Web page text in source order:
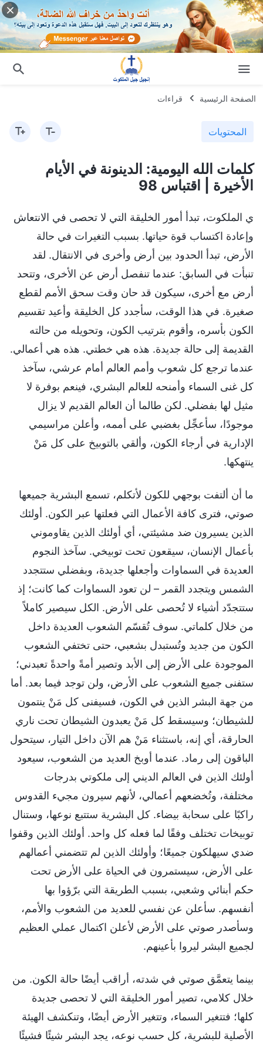
الصفحة الرئيسية قراءات
المحتويات
كلمات الله اليومية: الدينونة في الأيام
الأخيرة | اقتباس 98
ي الملكوت، تبدأ أمور الخليقة التي لا تحصى في الانتعاش
وإعادة اكتساب قوة حياتها. بسبب التغيرات في حالة
الأرض، تبدأ الحدود بين أرض وأخرى في الانتقال. لقد
تنبأت في السابق: عندما تنفصل أرض عن الأخرى، وتتحد
أرض مع أخرى، سيكون قد حان وقت سحق الأمم لقطع
صغيرة. في هذا الوقت، سأجدد كل الخليقة وأعيد تقسيم
الكون بأسره، وأقوم بترتيب الكون، وتحويله من حالته
القديمة إلى حالة جديدة. هذه هي خطتي. هذه هي أعمالي.
عندما ترجع كل شعوب وأمم العالم أمام عرشي، سآخذ
كل غنى السماء وأمنحه للعالم البشري، فينعم بوفرة لا
مثيل لها بفضلي. لكن طالما أن العالم القديم لا يزال
موجودًا، سأعجِّل بغضبي على أممه، وأعلن مراسيمي
الإدارية في أرجاء الكون، وألقي بالتوبيخ على كل مَنْ
ينتهكها.
ما أن ألتفت بوجهي للكون لأتكلم، تسمع البشرية جميعها
صوتي، فترى كافة الأعمال التي فعلتها عبر الكون. أولئك
الذين يسيرون ضد مشيئتي، أي أولئك الذين يقاوموني
بأعمال الإنسان، سيقعون تحت توبيخي. سآخذ النجوم
العديدة في السماوات وأجعلها جديدة، وبفضلي ستتجدد
الشمس ويتجدد القمر – لن تعود السماوات كما كانت؛ إذ
ستتجدّد أشياء لا تُحصى على الأرض. الكل سيصير كاملاً
من خلال كلماتي. سوف تُقسّم الشعوب العديدة داخل
الكون من جديد وتُستبدل بشعبي، حتى تختفي الشعوب
الموجودة على الأرض إلى الأبد وتصير أمةً واحدةً تعبدني؛
ستفنى جميع الشعوب على الأرض، ولن توجد فيما بعد. أما
من جهة البشر الذين في الكون، فسيفنى كل مَنْ ينتمون
للشيطان؛ وسيسقط كل مَنْ يعبدون الشيطان تحت ناري
الحارقة، أي إنه، باستثناء مَنْ هم الآن داخل التيار، سيتحول
الباقون إلى رماد. عندما أوبخ العديد من الشعوب، سيعود
أولئك الذين في العالم الديني إلى ملكوتي بدرجات
مختلفة، وتُخضعهم أعمالي، لأنهم سيرون مجيء القدوس
راكبًا على سحابة بيضاء. كل البشرية ستتبع نوعها، وستنال
توبيخات تختلف وفقًا لما فعله كل واحد. أولئك الذين وقفوا
ضدي سيهلكون جميعًا؛ وأولئك الذين لم تتضمني أعمالهم
على الأرض، سيستمرون في الحياة على الأرض تحت
حكم أبنائي وشعبي، بسبب الطريقة التي برّؤوا بها
أنفسهم. سأعلن عن نفسي للعديد من الشعوب والأمم،
وسأصدر صوتي على الأرض لأعلن اكتمال عملي العظيم
لجميع البشر ليروا بأعينهم.
بينما يتعمَّق صوتي في شدته، أراقب أيضًا حالة الكون. من
خلال كلامي، تصير أمور الخليقة التي لا تحصى جديدة
كلها؛ فتتغير السماء، وتتغير الأرض أيضًا، وتنكشف الهيئة
الأصلية للبشرية، كل حسب نوعه، يجد البشر شيئًا فشيئًا